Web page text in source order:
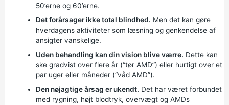
50’erne og 60’erne.
Det forårsager ikke total blindhed. Men det kan gøre
hverdagens aktiviteter som læsning og genkendelse af
ansigter vanskelige.
Uden behandling kan din vision blive værre. Dette kan
ske gradvist over flere år (“tør AMD”) eller hurtigt over et
par uger eller måneder (“våd AMD”).
Den nøjagtige årsag er ukendt. Det har været forbundet
med rygning, højt blodtryk, overvægt og AMDs